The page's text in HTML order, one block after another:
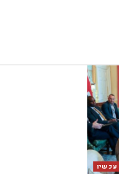
עכשיו